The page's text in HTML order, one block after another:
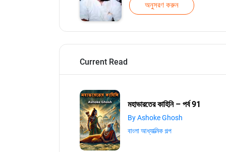
অনুসরণ করুন
Current Read
মহাভারতের কাহিনি – পর্ব 91
By Ashoke Ghosh
বাংলা আধ্যাত্মিক গল্প